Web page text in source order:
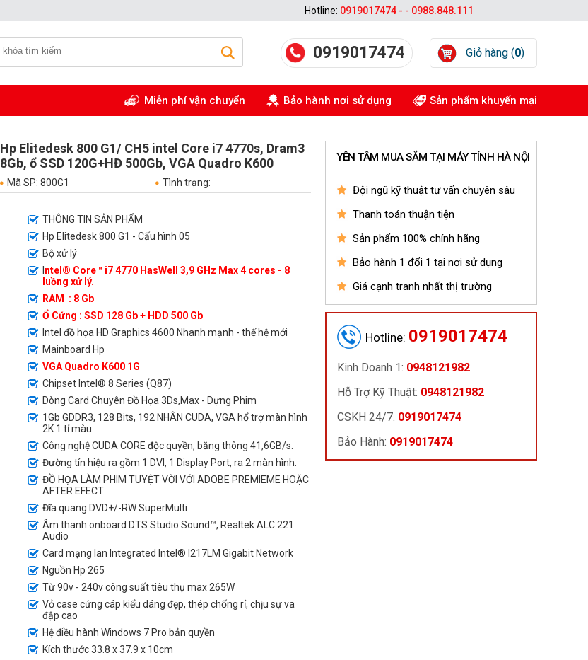
Giỏ hàng (0)
0919017474
Sản phẩm khuyến mại
Bảo hành nơi sử dụng
Miễn phí vận chuyển
Hp Elitedesk 800 G1/ CH5 intel Core i7 4770s, Dram3
8Gb, ổ SSD 120G+HĐ 500Gb, VGA Quadro K600
Mã SP: 800G1 Tình trạng:
THÔNG TIN SẢN PHẨM
Hp Elitedesk 800 G1 - Cấu hình 05
Bộ xử lý
ntel® Core™ i7 4770 HasWell 3,9 GHz Max 4 cores - 8
luồng xử lý.
RAM : 8 Gb
Ổ Cứng : SSD 128 Gb + HDD 500 Gb
Intel đồ họa HD Graphics 4600 Nhanh mạnh - thế hệ mới
Mainboard Hp
VGA Quadro K600 1G
Chipset Intel® 8 Series (Q87)
Dòng Card Chuyên Đồ Họa 3Ds,Max - Dựng Phim
1Gb GDDR3, 128 Bits, 192 NHÂN CUDA, VGA hổ trợ màn hình
2K 1 tỉ màu.
Công nghệ CUDA CORE độc quyền, băng thông 41,6GB/s.
Đường tín hiệu ra gồm 1 DVI, 1 Display Port, ra 2 màn hình.
ĐỒ HỌA LÀM PHIM TUYỆT VỜI VỚI ADOBE PREMIEME HOẶC
AFTER EFECT
Đĩa quang DVD+/-RW SuperMulti
Âm thanh onboard DTS Studio Sound™, Realtek ALC 221
Audio
Card mạng lan Integrated Intel® I217LM Gigabit Network
Nguồn Hp 265
Từ 90v - 240v công suất tiêu thụ max 265W
Vỏ case cứng cáp kiểu dáng đẹp, thép chống rỉ, chịu sự va
đập cao
Hệ điều hành Windows 7 Pro bản quyền
Kích thước 33.8 x 37.9 x 10cm
YÊN TÂM MUA SẮM TẠI MÁY TÍNH HÀ NỘI
Đội ngũ kỹ thuật tư vấn chuyên sâu
Thanh toán thuận tiện
Sản phẩm 100% chính hãng
Bảo hành 1 đổi 1 tại nơi sử dụng
Giá cạnh tranh nhất thị trường
Hotline: 0919017474
Kinh Doanh 1: 0948121982
Hỗ Trợ Kỹ Thuật: 0948121982
CSKH 24/7: 0919017474
Bảo Hành: 0919017474
Hotline: 0919017474 - - 0988.848.111